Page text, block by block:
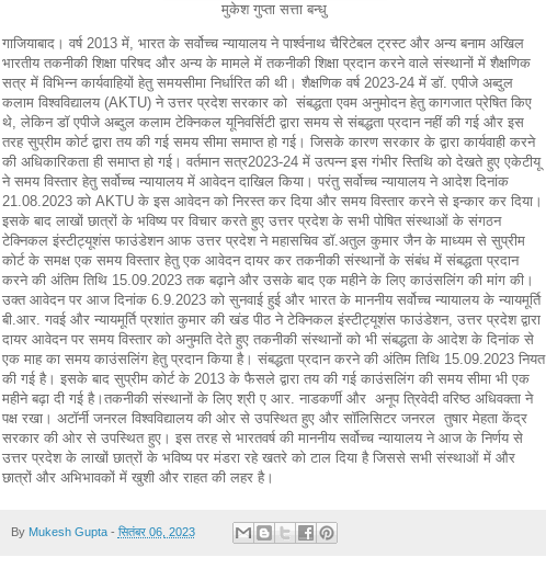
मुकेश गुप्ता सत्ता बन्धु
गाजियाबाद। वर्ष 2013 में, भारत के सर्वोच्च न्यायालय ने पार्श्वनाथ चैरिटेबल ट्रस्ट और अन्य बनाम अखिल
भारतीय तकनीकी शिक्षा परिषद और अन्य के मामले में तकनीकी शिक्षा प्रदान करने वाले संस्थानों में शैक्षणिक
सत्र में विभिन्न कार्यवाहियों हेतु समयसीमा निर्धारित की थी। शैक्षणिक वर्ष 2023-24 में डॉ. एपीजे अब्दुल
कलाम विश्वविद्यालय (AKTU) ने उत्तर प्रदेश सरकार को संबद्धता एवम अनुमोदन हेतु कागजात प्रेषित किए
थे, लेकिन डॉ एपीजे अब्दुल कलाम टेक्निकल यूनिवर्सिटी द्वारा समय से संबद्धता प्रदान नहीं की गई और इस
तरह सुप्रीम कोर्ट द्वारा तय की गई समय सीमा समाप्त हो गई। जिसके कारण सरकार के द्वारा कार्यवाही करने
की अधिकारिकता ही समाप्त हो गई। वर्तमान सत्र2023-24 में उत्पन्न इस गंभीर स्तिथि को देखते हुए एकेटीयू
ने समय विस्तार हेतु सर्वोच्च न्यायालय में आवेदन दाखिल किया। परंतु सर्वोच्च न्यायालय ने आदेश दिनांक
21.08.2023 को AKTU के इस आवेदन को निरस्त कर दिया और समय विस्तार करने से इन्कार कर दिया।
इसके बाद लाखों छात्रों के भविष्य पर विचार करते हुए उत्तर प्रदेश के सभी पोषित संस्थाओं के संगठन
टेक्निकल इंस्टीट्यूशंस फाउंडेशन आफ उत्तर प्रदेश ने महासचिव डॉ.अतुल कुमार जैन के माध्यम से सुप्रीम
कोर्ट के समक्ष एक समय विस्तार हेतु एक आवेदन दायर कर तकनीकी संस्थानों के संबंध में संबद्धता प्रदान
करने की अंतिम तिथि 15.09.2023 तक बढ़ाने और उसके बाद एक महीने के लिए काउंसलिंग की मांग की।
उक्त आवेदन पर आज दिनांक 6.9.2023 को सुनवाई हुई और भारत के माननीय सर्वोच्च न्यायालय के न्यायमूर्ति
बी.आर. गवई और न्यायमूर्ति प्रशांत कुमार की खंड पीठ ने टेक्निकल इंस्टीट्यूशंस फाउंडेशन, उत्तर प्रदेश द्वारा
दायर आवेदन पर समय विस्तार को अनुमति देते हुए तकनीकी संस्थानों को भी संबद्धता के आदेश के दिनांक से
एक माह का समय काउंसलिंग हेतु प्रदान किया है। संबद्धता प्रदान करने की अंतिम तिथि 15.09.2023 नियत
की गई है। इसके बाद सुप्रीम कोर्ट के 2013 के फैसले द्वारा तय की गई काउंसलिंग की समय सीमा भी एक
महीने बढ़ा दी गई है।तकनीकी संस्थानों के लिए श्री ए आर. नाडकर्णी और अनूप त्रिवेदी वरिष्ठ अधिवक्ता ने
पक्ष रखा। अटॉर्नी जनरल विश्वविद्यालय की ओर से उपस्थित हुए और सॉलिसिटर जनरल तुषार मेहता केंद्र
सरकार की ओर से उपस्थित हुए। इस तरह से भारतवर्ष की माननीय सर्वोच्च न्यायालय ने आज के निर्णय से
उत्तर प्रदेश के लाखों छात्रों के भविष्य पर मंडरा रहे खतरे को टाल दिया है जिससे सभी संस्थाओं में और
छात्रों और अभिभावकों में खुशी और राहत की लहर है।
By Mukesh Gupta - सितंबर 06, 2023